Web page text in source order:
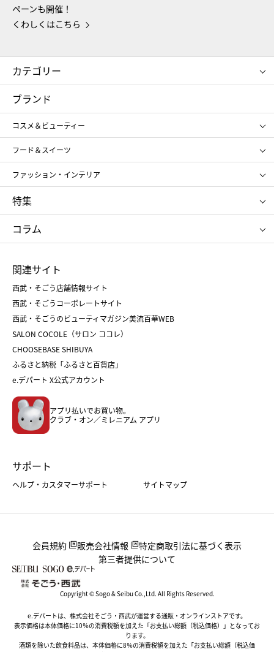
ペーンも開催！
くわしくはこちら
カテゴリー
コスメ＆ビューティー
ギフト
レディース
メンズ
スポーツ・アウトドア
お中元
お歳暮
ブランド
コスメ＆ビューティー
SHISEIDO
ポール&ジョー ボーテ
ジルスチュアート
NARS
RMK
クリニーク
SK-Ⅱ
フード＆スイーツ
アンリ・シャルパンティエ
ゴディバ
新宿高野
たねや
ねんりん家
ファッション・インテリア
ポロ ラルフ ローレン
タケオ キクチ
ママ＆キッズ
シュタイフ
特集
お中元
ひな人形
五月人形
父の日
クリスマスケーキ
ホワイトデー
コラム
菓子折り
和菓子
人気のギフト
バレンタイン
ホワイトデー
おせち
フード
ホーム・キッチン＆アート
関連サイト
西武・そごう店舗情報サイト
西武・そごうコーポレートサイト
西武・そごうのビューティマガジン美流百華WEB
SALON COCOLE（サロン ココレ）
CHOOSEBASE SHIBUYA
ふるさと納税「ふるさと百貨店」
e.デパート X公式アカウント
アプリ払いでお買い物。
クラブ・オン／ミレニアム アプリ
サポート
ヘルプ・カスタマーサポート サイトマップ
会員規約 販売会社情報
特定商取引法に基づく表示
第三者提供について
Copyright © Sogo & Seibu Co.,Ltd. All Rights Reserved.
e.デパートは、株式会社そごう・西武が運営する通販・オンラインストアです。
表示価格は本体価格に10％の消費税額を加えた「お支払い総額（税込価格）」となってお
ります。
酒類を除いた飲食料品は、本体価格に8％の消費税額を加えた「お支払い総額（税込価